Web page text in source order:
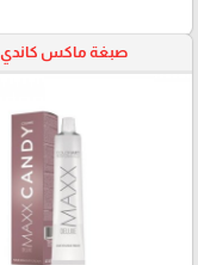
صبغة ماكس كاندي